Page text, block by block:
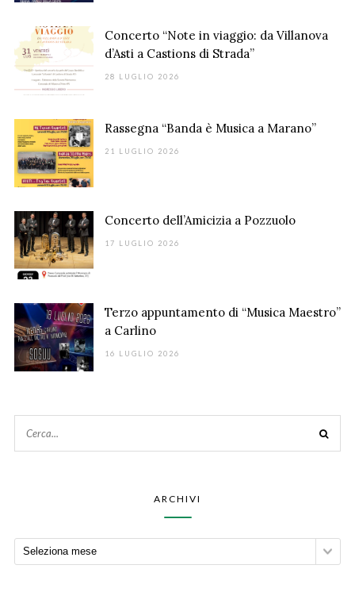
Concerto “Note in viaggio: da Villanova
d’Asti a Castions di Strada”
28 LUGLIO 2026
Rassegna “Banda è Musica a Marano”
21 LUGLIO 2026
Concerto dell’Amicizia a Pozzuolo
17 LUGLIO 2026
Terzo appuntamento di “Musica Maestro”
a Carlino
16 LUGLIO 2026
ARCHIVI